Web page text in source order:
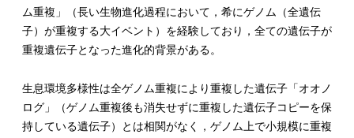
ム重複」（長い生物進化過程において，希にゲノム（全遺伝
子）が重複する大イベント）を経験しており，全ての遺伝子が
重複遺伝子となった進化的背景がある。
生息環境多様性は全ゲノム重複により重複した遺伝子「オオノ
ログ」（ゲノム重複後も消失せずに重複した遺伝子コピーを保
持している遺伝子）とは相関がなく，ゲノム上で小規模に重複